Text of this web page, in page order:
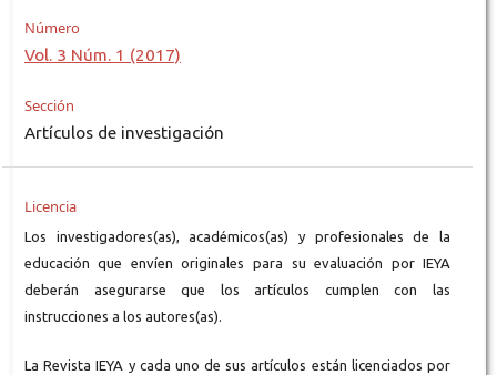
Número
Vol. 3 Núm. 1 (2017)
Sección
Artículos de investigación
Licencia
Los investigadores(as), académicos(as) y profesionales de la
educación que envíen originales para su evaluación por IEYA
deberán asegurarse que los artículos cumplen con las
instrucciones a los autores(as).
La Revista IEYA y cada uno de sus artículos están licenciados por